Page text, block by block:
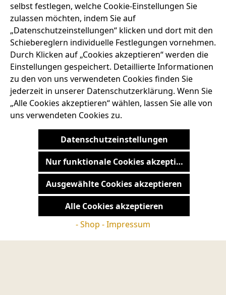
Lieferung
per DHL oder Spedition
Qualität
direkt vom Erzeuger
Service-Telefon
+49 7667 900-124
SERVICE-HOTLINE
ADRESSE
RECHTLICHES
selbst festlegen, welche Cookie-Einstellungen Sie
zulassen möchten, indem Sie auf
„Datenschutzeinstellungen“ klicken und dort mit den
Schiebereglern individuelle Festlegungen vornehmen.
Durch Klicken auf „Cookies akzeptieren“ werden die
Einstellungen gespeichert. Detaillierte Informationen
zu den von uns verwendeten Cookies finden Sie
jederzeit in unserer Datenschutzerklärung. Wenn Sie
„Alle Cookies akzeptieren“ wählen, lassen Sie alle von
uns verwendeten Cookies zu.
Datenschutzeinstellungen
Nur funktionale Cookies akzeptieren
Ausgewählte Cookies akzeptieren
Alle Cookies akzeptieren
- Shop - Impressum